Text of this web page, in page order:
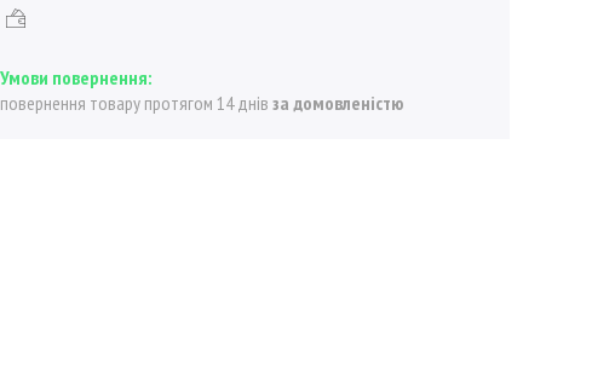
повернення товару протягом 14 днів за домовленістю